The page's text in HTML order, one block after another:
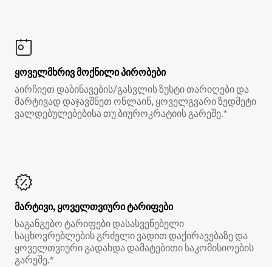
ყოველმხრივ მოქნილი პირობები
აირჩიეთ დაბინავების/გასვლის ზუსტი თარიღები და
მარტივად დაჯავშნეთ ონლაინ, ყოველგვარი ზედმეტი
ვალდებულებებისა თუ ბიუროკრატიის გარეშე.*
მარტივი, ყოველთვიური ტარიფები
საგანგებო ტარიფები დასასვენებელი
საცხოვრებლების გრძელი ვადით დაქირავებაზე და
ყოველთვიური გადახდა დამატებითი საკომისიოების
გარეშე.*